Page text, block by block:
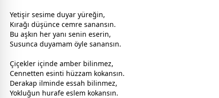
Yetişir sesime duyar yüreğin,
Kırağı düşünce cemre sanansın.
Bu aşkın her yanı senin eserin,
Susunca duyamam öyle sanansın.
Çiçekler içinde amber bilinmez,
Cennetten esinti hüzzam kokansın.
Derakap ilminde essah bilinmez,
Yokluğun hurafe eslem kokansın.